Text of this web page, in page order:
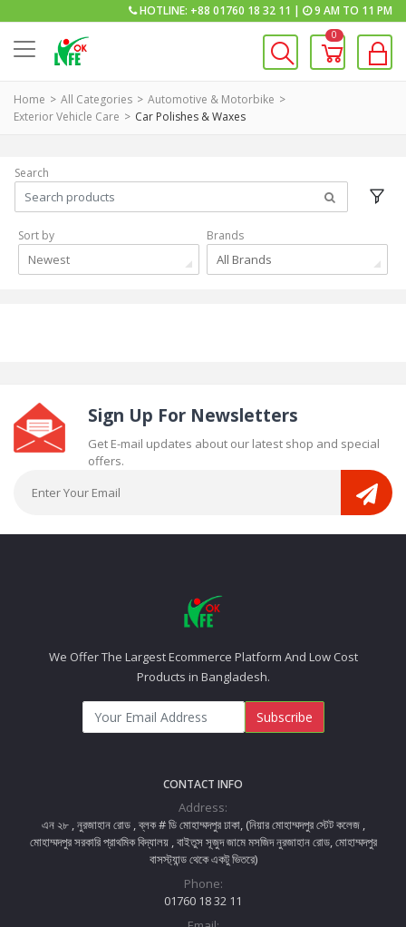
HOTLINE: +88 01760 18 32 11 | 9 AM TO 11 PM
0
Home All Categories
Automotive & Motorbike
Exterior Vehicle Care
Car Polishes & Waxes
Search
Sort by
Newest
Brands
All Brands
Sign Up For Newsletters
Get E-mail updates about our latest shop and special
offers.
We Offer The Largest Ecommerce Platform And Low Cost
Products in Bangladesh.
Subscribe
CONTACT INFO
Address:
এন ২৮ , নুরজাহান রোড , ব্লক # ডি মোহাম্মদপুর ঢাকা, (নিয়ার মোহাম্মদপুর স্টেট কলেজ ,
মোহাম্মদপুর সরকারি প্রাথমিক বিদ্যালয় , বাইতুস সূজুদ জামে মসজিদ নুরজাহান রোড, মোহাম্মদপুর
বাসস্ট্যান্ড থেকে একটু ভিতরে)
Phone:
01760 18 32 11